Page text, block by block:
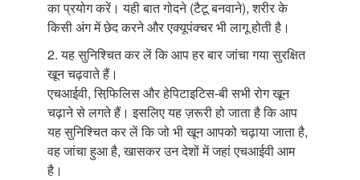
का प्रयोग करें। यही बात गोदने (टैटू बनवाने), शरीर के
किसी अंग में छेद करने और एक्यूपंक्चर भी लागू होती है।
2. यह सुनिश्चित कर लें कि आप हर बार जांचा गया सुरक्षित
खून चढ़वाते हैं।
एचआईवी, सिफि़लिस और हेपिटाइटिस-बी सभी रोग खून
चढ़ाने से लगते हैं। इसलिए यह ज़रूरी हो जाता है कि आप
यह सुनिश्चित कर लें कि जो भी खून आपको चढ़ाया जाता है,
वह जांचा हुआ है, खासकर उन देशों में जहां एचआईवी आम
है।